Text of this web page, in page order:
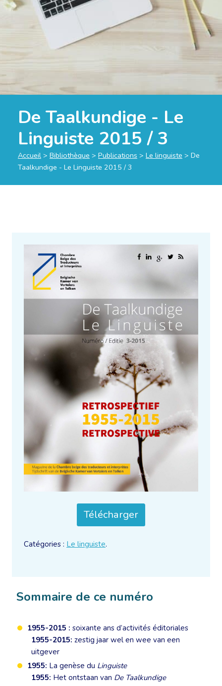
De Taalkundige - Le
Linguiste 2015 / 3
Accueil > Bibliothèque > Publications > Le linguiste > De
Taalkundige - Le Linguiste 2015 / 3
Sommaire de ce numéro
1955-2015 : soixante ans d’activités éditoriales
1955-2015: zestig jaar wel en wee van een
uitgever
1955: La genèse du Linguiste
1955: Het ontstaan van De Taalkundige
Télécharger
Catégories : Le linguiste.